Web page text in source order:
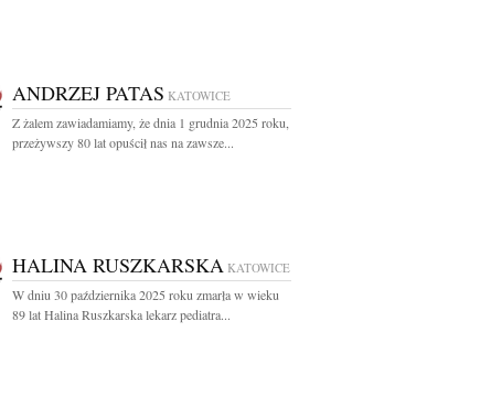
ANDRZEJ PATAS KATOWICE
Z żalem zawiadamiamy, że dnia 1 grudnia 2025 roku,
przeżywszy 80 lat opuścił nas na zawsze...
HALINA RUSZKARSKA KATOWICE
W dniu 30 października 2025 roku zmarła w wieku
89 lat Halina Ruszkarska lekarz pediatra...